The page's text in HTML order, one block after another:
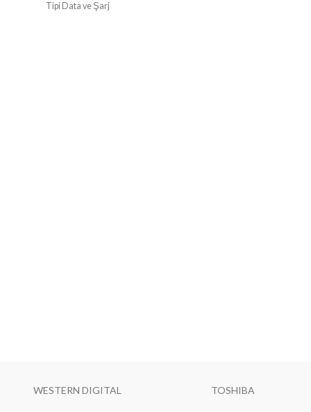
Tipi Data ve Şarj
WESTERN DIGITAL TOSHIBA